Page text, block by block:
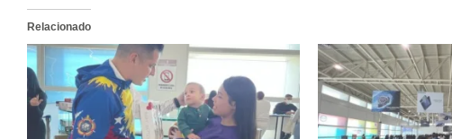
Relacionado